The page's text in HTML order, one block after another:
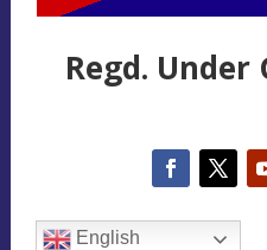
Regd.
English